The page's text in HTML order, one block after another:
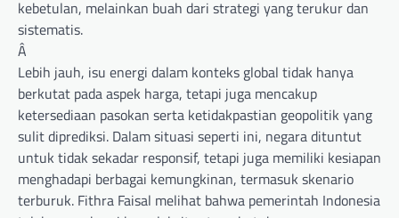
kebetulan, melainkan buah dari strategi yang terukur dan
sistematis.
Â
Lebih jauh, isu energi dalam konteks global tidak hanya
berkutat pada aspek harga, tetapi juga mencakup
ketersediaan pasokan serta ketidakpastian geopolitik yang
sulit diprediksi. Dalam situasi seperti ini, negara dituntut
untuk tidak sekadar responsif, tetapi juga memiliki kesiapan
menghadapi berbagai kemungkinan, termasuk skenario
terburuk. Fithra Faisal melihat bahwa pemerintah Indonesia